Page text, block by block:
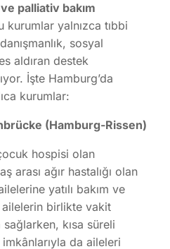
palliativ bakım
kurumlar yalnızca tıbbi
sosyal
aldıran destek
İşte Hamburg’da
kurumlar:
(Hamburg-Rissen)
hospisi olan
arası ağır hastalığı olan
yatılı bakım ve
birlikte vakit
kısa süreli
da aileleri